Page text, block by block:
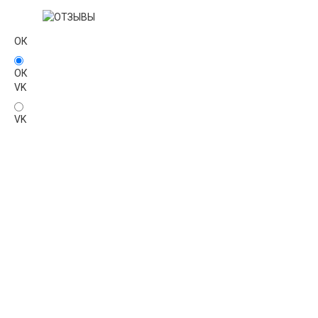
ОК
ОК
VK
VK